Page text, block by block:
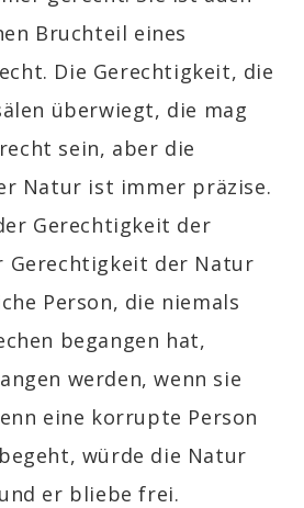
Bruchteil eines
Die Gerechtigkeit, die
überwiegt, die mag
sein, aber die
Natur ist immer präzise.
Gerechtigkeit der
Gerechtigkeit der Natur
Person, die niemals
begangen hat,
werden, wenn sie
eine korrupte Person
würde die Natur
er bliebe frei.